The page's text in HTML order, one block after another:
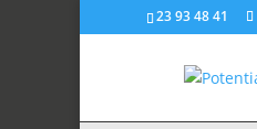
23 93 48 41